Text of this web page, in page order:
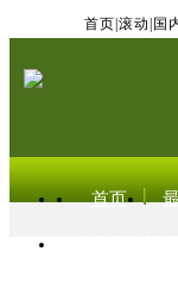
首页 滚动 国
首页